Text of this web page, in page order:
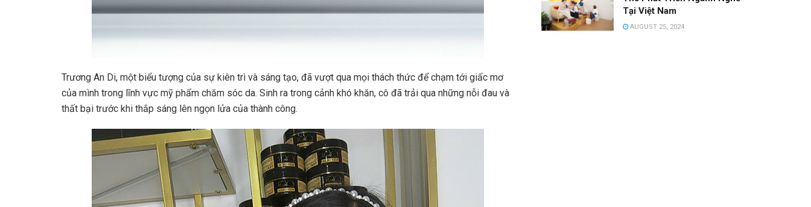
Trương An Di, một biểu tượng của sự kiên trì và sáng tạo, đã vượt qua mọi thách thức để chạm tới giấc mơ
của mình trong lĩnh vực mỹ phẩm chăm sóc da. Sinh ra trong cảnh khó khăn, cô đã trải qua những nỗi đau và
thất bại trước khi thắp sáng lên ngọn lửa của thành công.
Tại Việt Nam
AUGUST 25, 2024